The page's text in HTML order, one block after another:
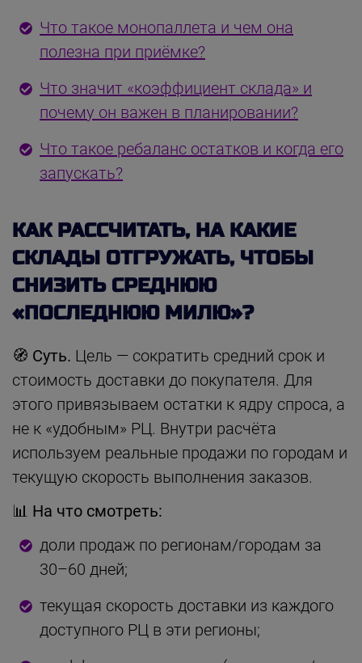
Что такое монопаллета и чем она
полезна при приёмке?
Что значит «коэффициент склада» и
почему он важен в планировании?
Что такое ребаланс остатков и когда его
запускать?
КАК РАССЧИТАТЬ, НА КАКИЕ
СКЛАДЫ ОТГРУЖАТЬ, ЧТОБЫ
СНИЗИТЬ СРЕДНЮЮ
«ПОСЛЕДНЮЮ МИЛЮ»?
🧭 Суть. Цель — сократить средний срок и
стоимость доставки до покупателя. Для
этого привязываем остатки к ядру спроса, а
не к «удобным» РЦ. Внутри расчёта
используем реальные продажи по городам и
текущую скорость выполнения заказов.
📊 На что смотреть:
доли продаж по регионам/городам за
30–60 дней;
текущая скорость доставки из каждого
доступного РЦ в эти регионы;